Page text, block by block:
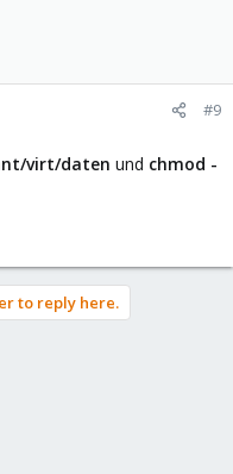
#9
virt/daten und chmod -
to reply here.